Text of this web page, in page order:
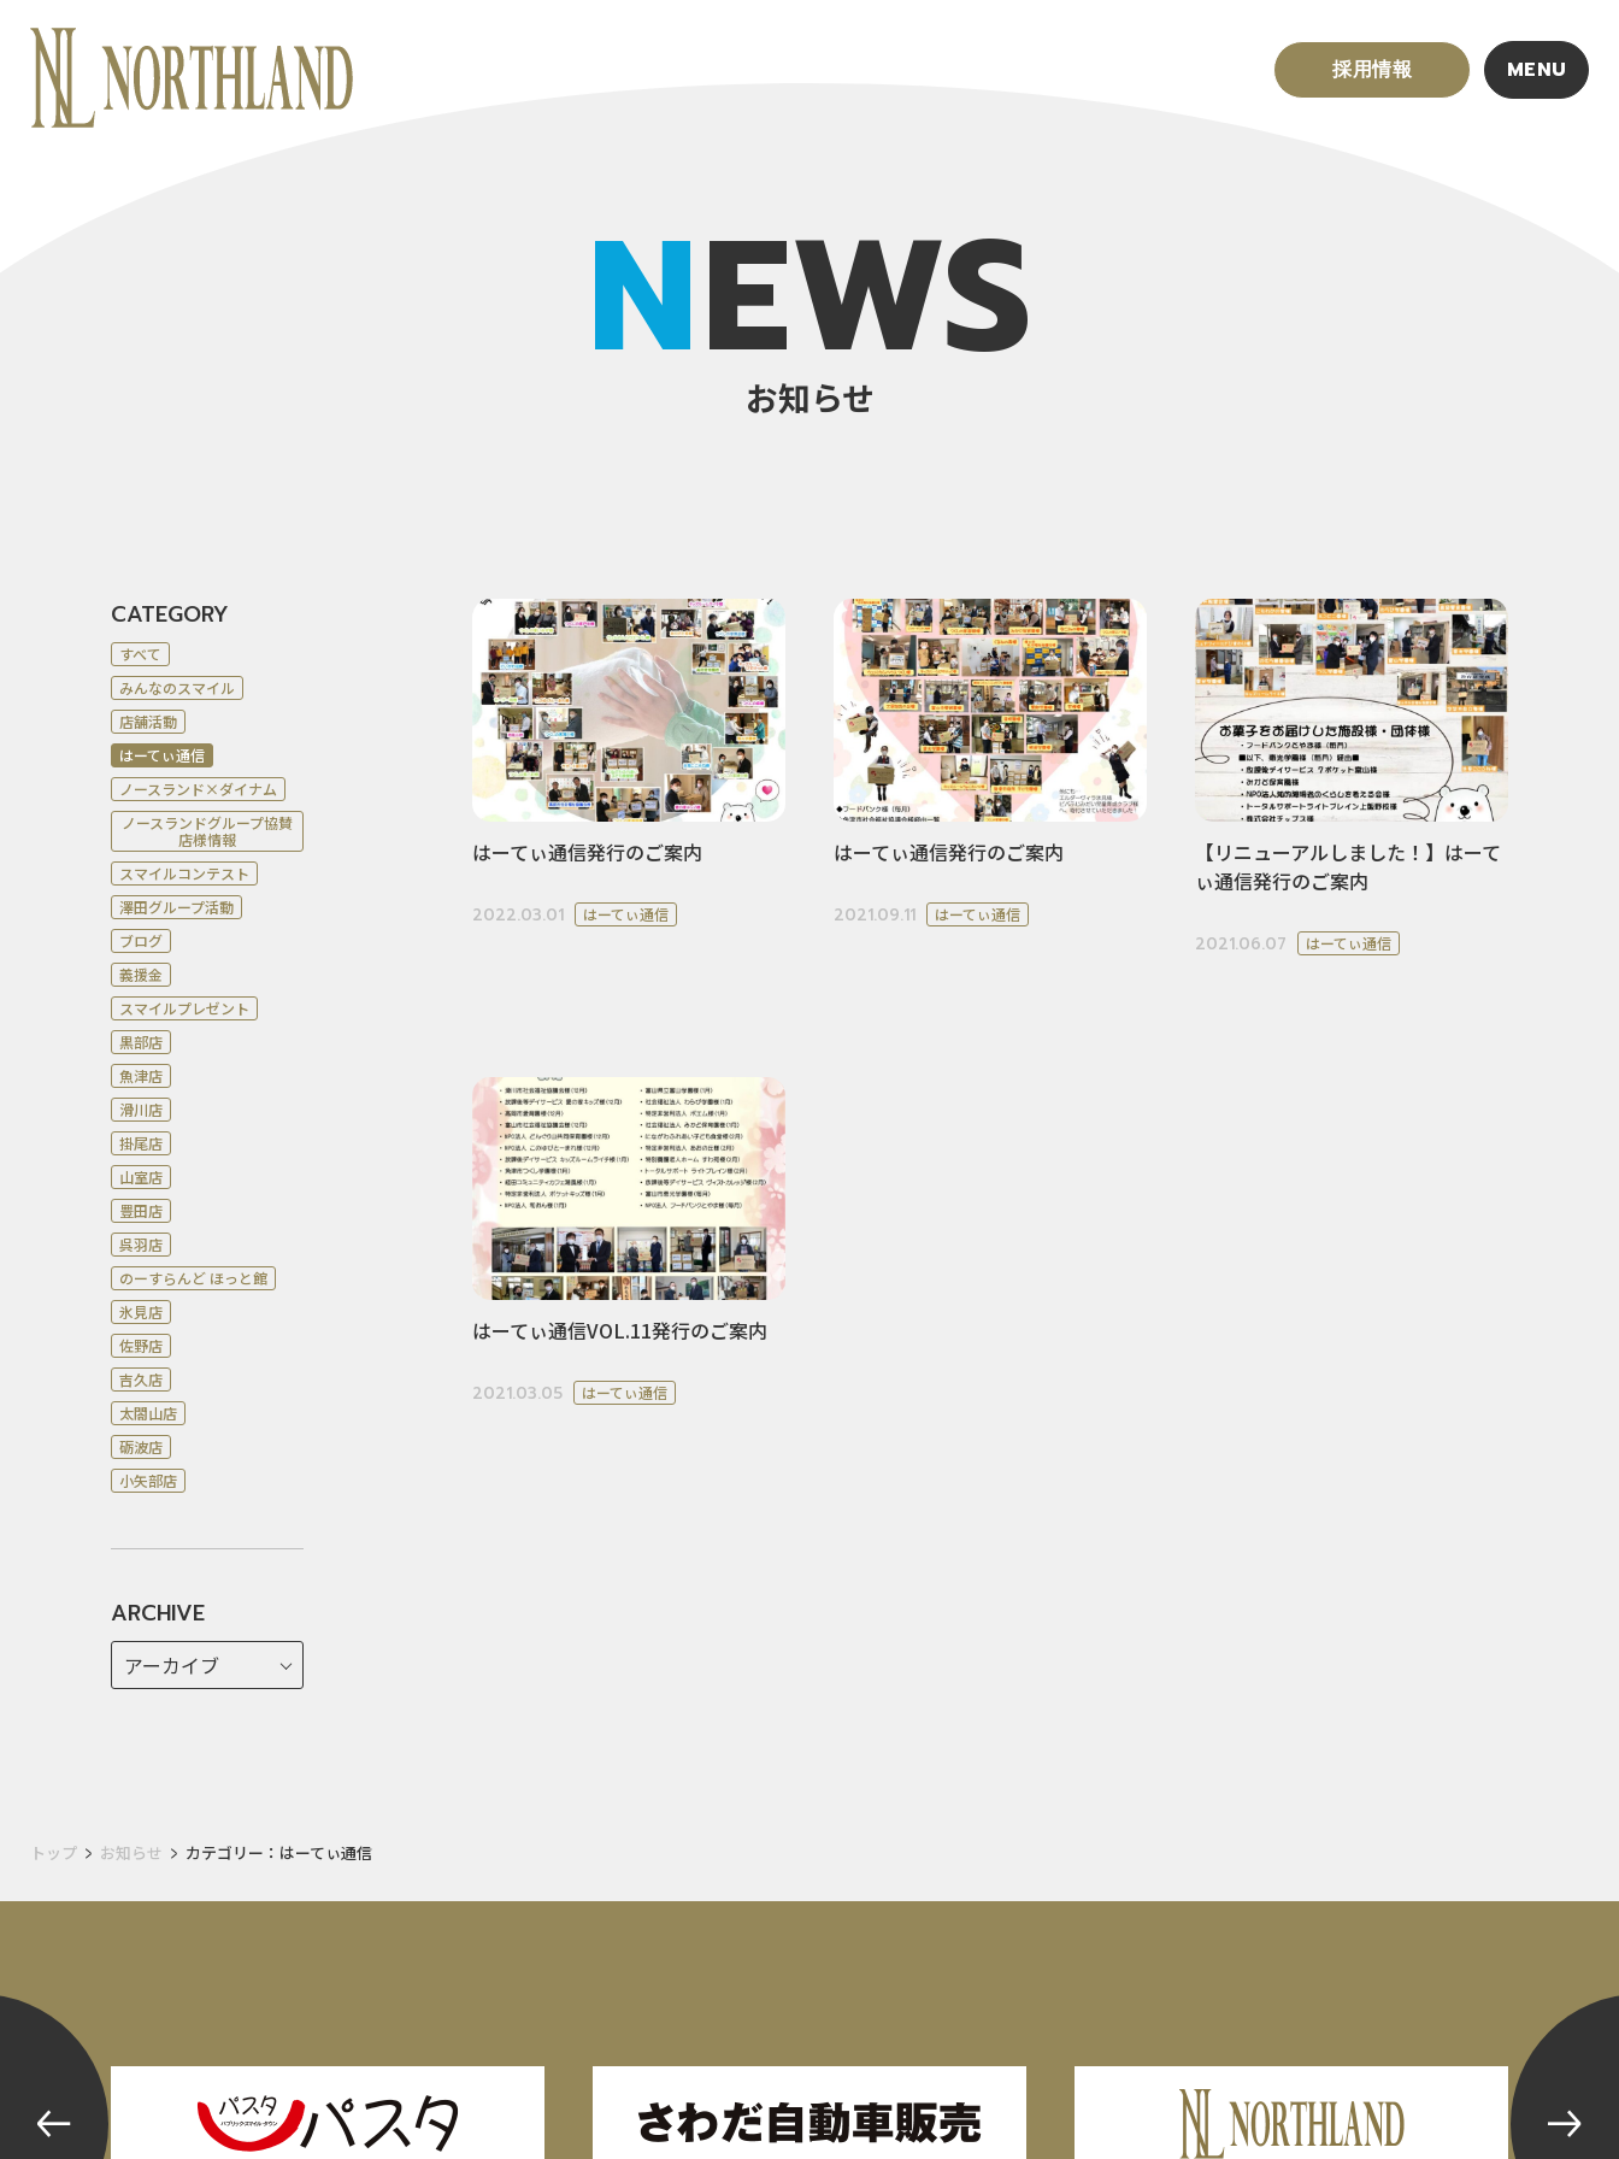
採用情報 MENU
NEWS
お知らせ
CATEGORY
すべて
みんなのスマイル
店舗活動
はーてぃ通信
ノースランド×ダイナム
ノースランドグループ協賛
店様情報
スマイルコンテスト
澤田グループ活動
ブログ
義援金
スマイルプレゼント
黒部店
魚津店
滑川店
掛尾店
山室店
豊田店
呉羽店
のーすらんど ほっと館
氷見店
佐野店
吉久店
太閤山店
砺波店
小矢部店
ARCHIVE
はーてぃ通信発行のご案内
2022.03.01 はーてぃ通信
はーてぃ通信発行のご案内
2021.09.11 はーてぃ通信
【リニューアルしました！】はーて
ぃ通信発行のご案内
2021.06.07 はーてぃ通信
はーてぃ通信VOL.11発行のご案内
2021.03.05 はーてぃ通信
トップ お知らせ カテゴリー：はーてぃ通信